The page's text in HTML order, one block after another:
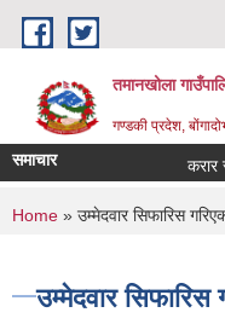
Skip to main content
तमानखोला
गण्डकी प्रदेश,
समाचार करार
You are here
Home » उम्मेदवार सिफारिस
उम्मेदवार सिफारिस